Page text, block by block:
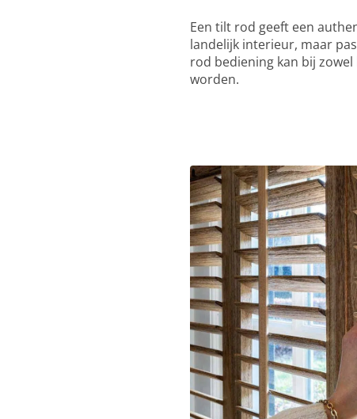
Een tilt rod geeft een
landelijk interieur, maar
rod bediening kan bij
worden.